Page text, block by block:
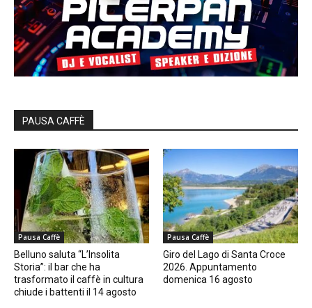
PAUSA CAFFÈ
Pausa Caffè
Belluno saluta “L’Insolita
Storia”: il bar che ha
trasformato il caffè in cultura
chiude i battenti il 14 agosto
Pausa Caffè
Giro del Lago di Santa Croce
2026. Appuntamento
domenica 16 agosto